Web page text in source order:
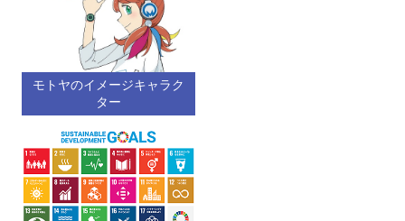
モトヤのイメージキャラク
ター